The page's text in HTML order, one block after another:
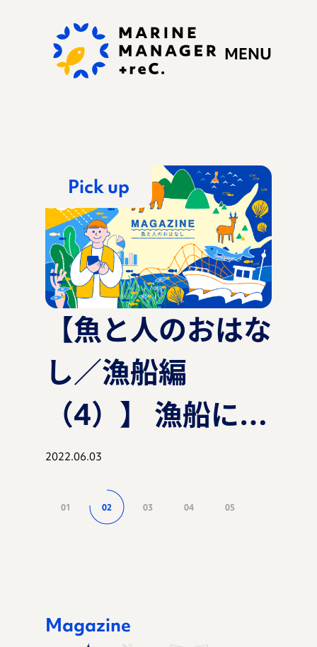
MENU
私たちの思い
ぷらすれっくにできる
こと
マガジン
事例
資料ダウンロード
Pick up
【魚と人のおはな
し／漁船編
（1）】 漁船に乗
る？！知床半島の
先端に行く？！
2021.10.05
【魚と人のおはな
し】ぷらすれっ
く？！SNSバリ
バリの漁業者さ
ん？！サケって一
編〜
2023.04.04
【魚と人のおはな
し／漁船編
（4）】 漁船に乗
る？！知床半島の
先端に行く？！
第４部：未来を見
2022.06.03
【魚と人のおはな
し／漁船編
（3）】 漁船に乗
る？！知床半島の
先端に行く？！
第３部：知床半島
2022.02.28
【魚と人のおはな
し／漁船編
（2）】 漁船に乗
る？！知床半島の
先端に行く？！
第２部：いよいよ
2021.12.14
【魚と人のおはな
し／漁船編
（1）】 漁船に乗
る？！知床半島の
先端に行く？！
2021.10.05
【魚と人のおはな
し】ぷらすれっ
く？！SNSバリ
バリの漁業者さ
ん？！サケって一
編〜
2023.04.04
01 02 03 04 05
Magazine